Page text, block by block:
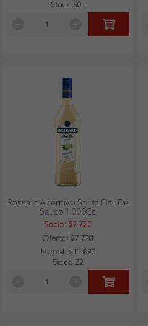
Stock: 50+
Rossard Aperitivo Spritz Flor De
Sauco 1.000Cc
Socio: $7.720
Oferta: $7.720
Normal: $11.890
Stock: 22